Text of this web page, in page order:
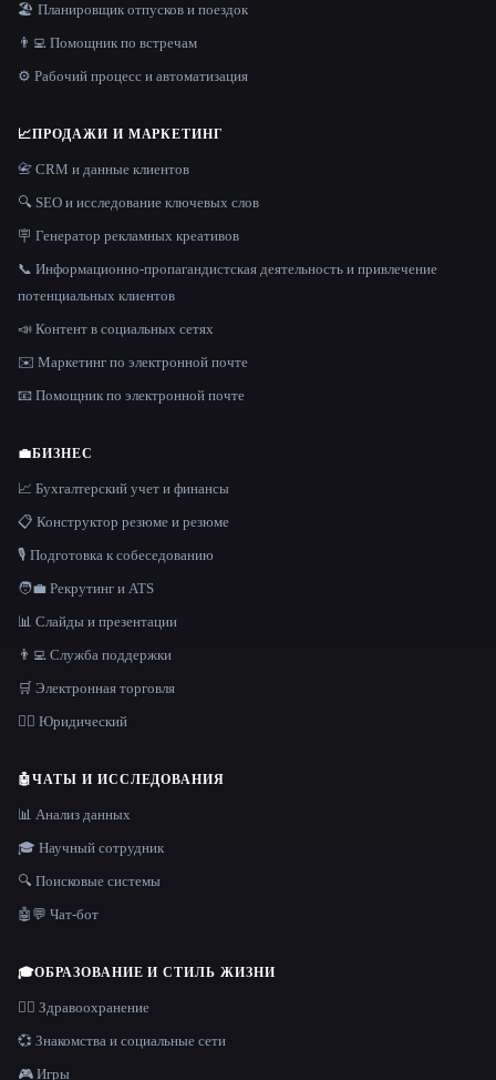
🏖 Планировщик отпусков и поездок
👨‍💻 Помощник по встречам
⚙️ Рабочий процесс и автоматизация
📈ПРОДАЖИ И МАРКЕТИНГ
📇 CRM и данные клиентов
🔍 SEO и исследование ключевых слов
🪧 Генератор рекламных креативов
📞 Информационно-пропагандистская деятельность и привлечение
потенциальных клиентов
📣 Контент в социальных сетях
✉️ Маркетинг по электронной почте
📧 Помощник по электронной почте
💼БИЗНЕС
📈 Бухгалтерский учет и финансы
📋 Конструктор резюме и резюме
🎙️ Подготовка к собеседованию
🧑‍💼 Рекрутинг и ATS
📊 Слайды и презентации
👨‍💻 Служба поддержки
🛒 Электронная торговля
👩‍⚖️ Юридический
🤖ЧАТЫ И ИССЛЕДОВАНИЯ
📊 Анализ данных
🎓 Научный сотрудник
🔍 Поисковые системы
🤖💬 Чат-бот
🎓ОБРАЗОВАНИЕ И СТИЛЬ ЖИЗНИ
👩‍⚕️ Здравоохранение
💞 Знакомства и социальные сети
🎮 Игры